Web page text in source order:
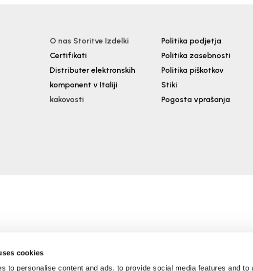
cookies
to personalise content and ads, to provide social media features and to
O nas Storitve Izdelki
Certifikati
Distributer elektronskih
komponent v Italiji
kakovosti
Politika podjetja
Politika zasebnosti
Politika piškotkov
Stiki
Pogosta vprašanja